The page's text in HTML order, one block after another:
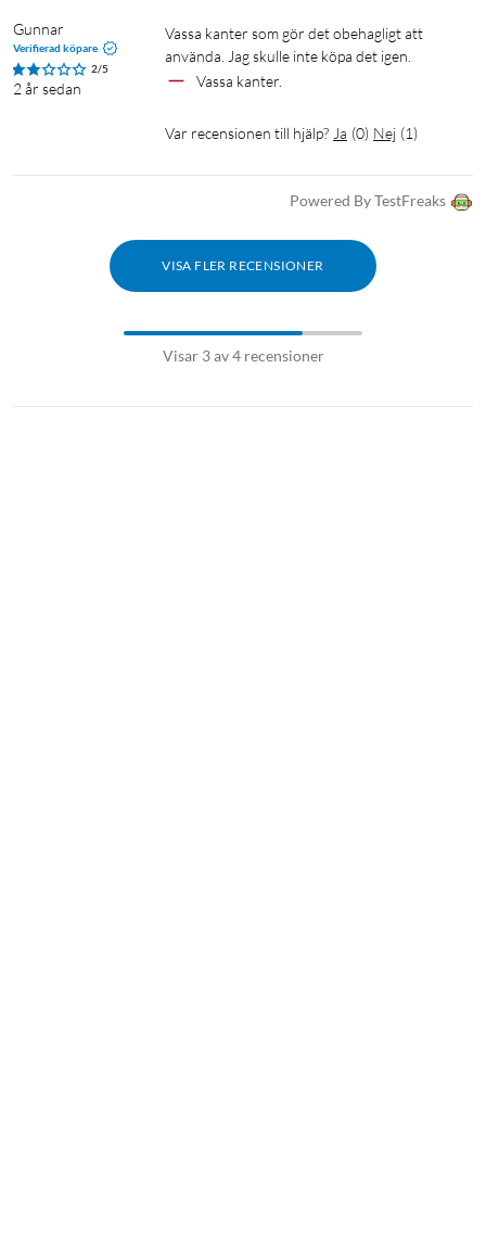
Gunnar
Verifierad köpare
2/5
2 år sedan
Vassa kanter som gör det obehagligt att
använda. Jag skulle inte köpa det igen.
Vassa kanter.
Var recensionen till hjälp? Ja (0) Nej (1)
Powered By TestFreaks
VISA FLER RECENSIONER
Visar 3 av 4 recensioner